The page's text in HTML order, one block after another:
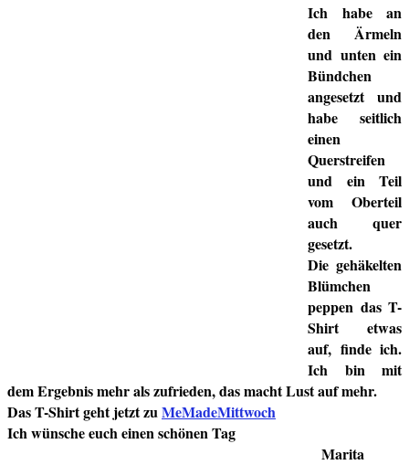
Ich habe an
den Ärmeln
und unten ein
Bündchen
angesetzt und
habe seitlich
einen
Querstreifen
und ein Teil
vom Oberteil
auch quer
gesetzt.
Die gehäkelten
Blümchen
peppen das T-
Shirt etwas
auf, finde ich.
Ich bin mit
dem Ergebnis mehr als zufrieden, das macht Lust auf mehr.
Das T-Shirt geht jetzt zuMeMadeMittwoch
Ich wünsche euch einen schönen Tag
Marita